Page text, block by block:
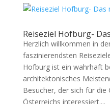
Reiseziel Hofburg-
Herzlich willkommen in
faszinierendsten
Hofburg ist ein wahrhaft
architektonisches
Besucher, der sich für die
Österreichs interessiert....